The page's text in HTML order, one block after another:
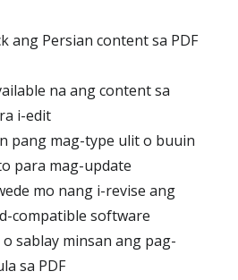
ang Persian content sa PDF
na ang content sa
i-edit
pang mag-type ulit o buuin
para mag-update
mo nang i-revise ang
compatible software
sablay minsan ang pag-
sa PDF